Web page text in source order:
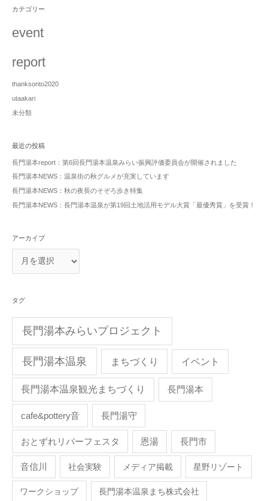
カテゴリー
event
report
thanksonto2020
utaakari
未分類
最近の投稿
長門湯本report：第6回長門湯本温泉みらい振興評価委員会が開催されました
長門湯本NEWS：温泉街の秋グルメが充実しています
長門湯本NEWS：秋の夜長のそぞろ歩き特集
長門湯本NEWS：長門湯本温泉が第19回土地活用モデル大賞「最優秀賞」を受賞！
アーカイブ
タグ
長門湯本みらいプロジェクト
長門湯本温泉 まちづくり イベント
長門湯本温泉観光まちづくり 長門湯本
cafe&pottery音 長門湯守
おとずれリバーフェスタ 恩湯 長門市
音信川 社会実験 メディア掲載 星野リゾート
ワークショップ 長門湯本温泉まち株式会社